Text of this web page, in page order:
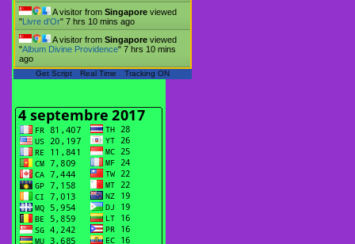
A visitor from Singapore viewed
"Livre d'Or" 7 hrs 10 mins ago
A visitor from Singapore viewed
"Album Divine Providence" 7 hrs 10 mins
ago
Get Script Real Time Tracking ON